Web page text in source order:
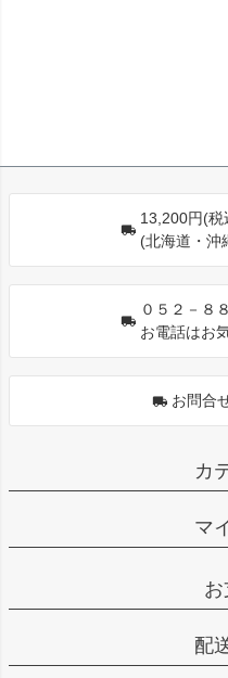
13,200円(税
(北海道・沖
０５２－８
お電話はお
お問合
カ
マ
お
配